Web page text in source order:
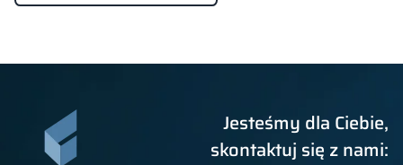
Jesteśmy dla Ciebie,
skontaktuj się z nami: